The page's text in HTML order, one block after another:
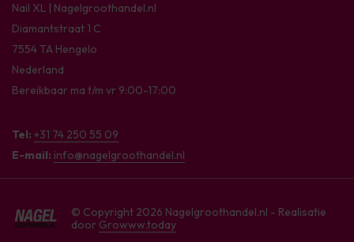
Nail XL | Nagelgroothandel.nl
Diamantstraat 1 C
7554 TA Hengelo
Nederland
Bereikbaar ma t/m vr 9:00-17:00
Tel: +31 74 250 55 09
E-mail: info@nagelgroothandel.nl
© Copyright 2026 Nagelgroothandel.nl - Realisatie
door Growww.today